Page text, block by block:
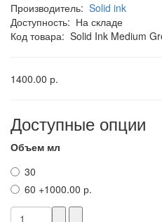
Производитель: Solid ink
Доступность: На складе
Код товара: Solid Ink Medium
1400.00 р.
Доступные опции
Объем мл
30
60 +1000.00 р.